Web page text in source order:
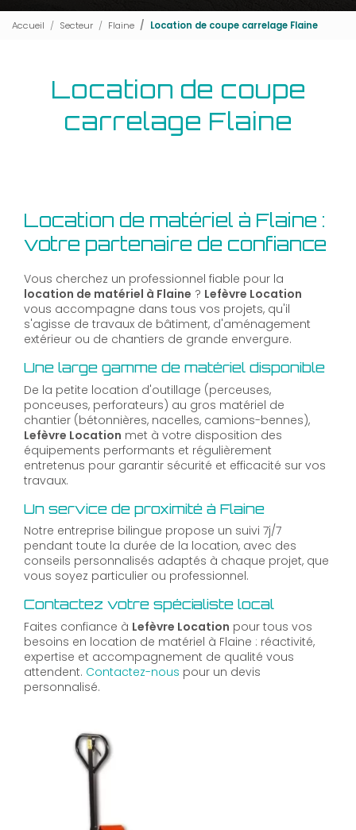
Accueil Secteur Flaine Location de coupe carrelage Flaine
Location de coupe
carrelage Flaine
Location de matériel à Flaine :
votre partenaire de confiance
Vous cherchez un professionnel fiable pour la
location de matériel à Flaine ? Lefèvre Location
vous accompagne dans tous vos projets, qu'il
s'agisse de travaux de bâtiment, d'aménagement
extérieur ou de chantiers de grande envergure.
Une large gamme de matériel disponible
De la petite location d'outillage (perceuses,
ponceuses, perforateurs) au gros matériel de
chantier (bétonnières, nacelles, camions-bennes),
Lefèvre Location met à votre disposition des
équipements performants et régulièrement
entretenus pour garantir sécurité et efficacité sur vos
travaux.
Un service de proximité à Flaine
Notre entreprise bilingue propose un suivi 7j/7
pendant toute la durée de la location, avec des
conseils personnalisés adaptés à chaque projet, que
vous soyez particulier ou professionnel.
Contactez votre spécialiste local
Faites confiance à Lefèvre Location pour tous vos
besoins en location de matériel à Flaine : réactivité,
expertise et accompagnement de qualité vous
attendent. Contactez-nous pour un devis
personnalisé.